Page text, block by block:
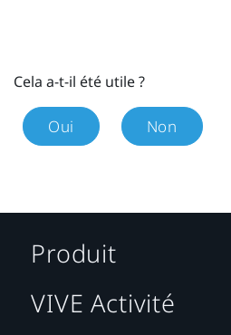
Cela a-t-il été utile ?
Oui Non
Produit
VIVE Activité